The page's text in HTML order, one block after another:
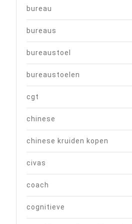
bureau
bureaus
bureaustoel
bureaustoelen
cgt
chinese
chinese kruiden kopen
civas
coach
cognitieve